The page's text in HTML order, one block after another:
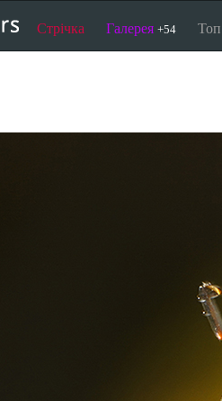
Стрічка Галерея +54